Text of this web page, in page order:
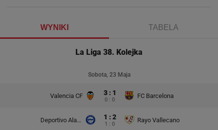
WYNIKI TABELA
La Liga 38. Kolejka
Sobota, 23 Maja
Valencia CF 3 : 1
0 : 0
FC Barcelona
Deportivo Alaves 1 : 2
1 : 0
Rayo Vallecano